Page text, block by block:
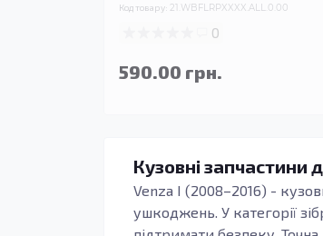
Код товару: 21.WBFLRPXXXX.ALL.0.00
0
590.00 грн.
Кузовні запчастини
Venza I (2008–2016) -
ушкоджень. У категорії